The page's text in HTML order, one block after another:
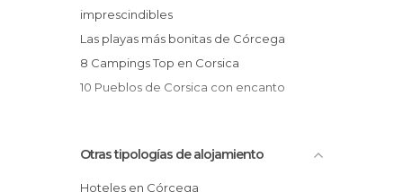
imprescindibles
Las playas más bonitas de Córcega
8 Campings Top en Corsica
10 Pueblos de Corsica con encanto
Otras tipologías de alojamiento
Hoteles en Córcega